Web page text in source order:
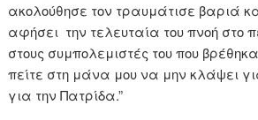
ακολούθησε τον τραυμάτισε βαριά
αφήσει την τελευταία του πνοή στο
στους συμπολεμιστές του που
πείτε στη μάνα μου να μην κλάψει
για την Πατρίδα.”